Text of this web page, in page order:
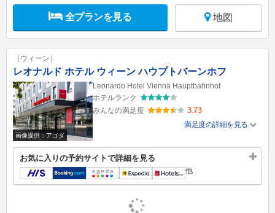
全プランを見る 地図
（ウィーン）
レオナルド ホテル ウィーン ハウプトバーンホフ
画像提供：アゴダ
Leonardo Hotel Vienna Hauptbahnhof
ホテルランク
みんなの満足度
3.73
満足度の詳細を見る
お気に入りの予約サイトで詳細を見る
他